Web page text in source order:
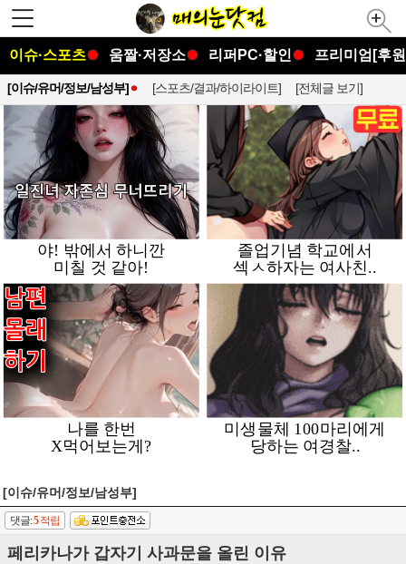
이슈·스포츠 움짤·저장소 리퍼PC·할인 프리미엄[후
[이슈/유머/정보/남성부] [스포츠/결과/하이라이트] [전체글 보기]
[이슈/유머/정보/남성부]
댓글:5적립
페리카나가 갑자기 사과문을 올린 이유